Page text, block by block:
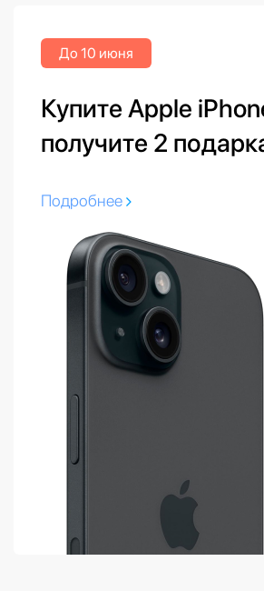
До 10 июня
Купите Apple
получите 2
Подробнее